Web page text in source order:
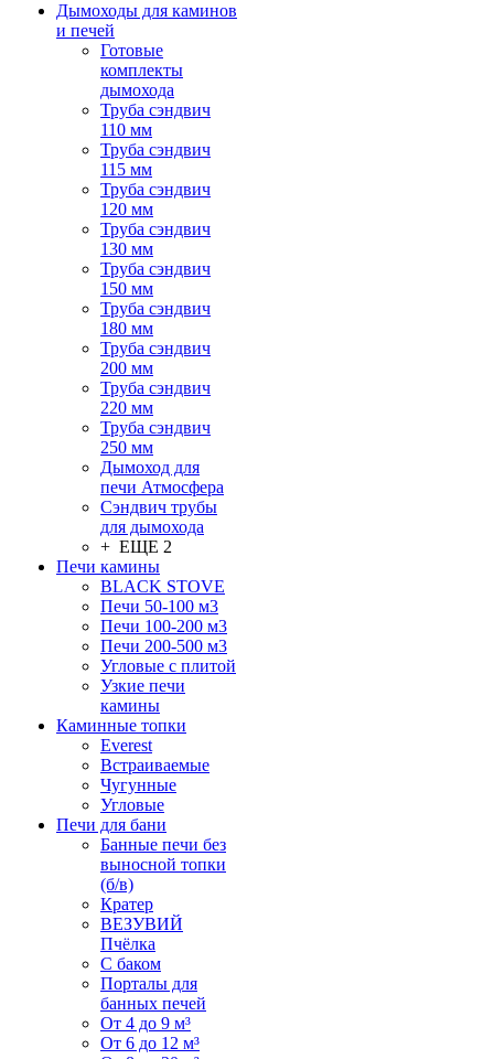
Дымоходы для каминов
и печей
Готовые
комплекты
дымохода
Труба сэндвич
110 мм
Труба сэндвич
115 мм
Труба сэндвич
120 мм
Труба сэндвич
130 мм
Труба сэндвич
150 мм
Труба сэндвич
180 мм
Труба сэндвич
200 мм
Труба сэндвич
220 мм
Труба сэндвич
250 мм
Дымоход для
печи Атмосфера
Сэндвич трубы
для дымохода
+ ЕЩЕ 2
Печи камины
BLACK STOVE
Печи 50-100 м3
Печи 100-200 м3
Печи 200-500 м3
Угловые с плитой
Узкие печи
камины
Каминные топки
Everest
Встраиваемые
Чугунные
Угловые
Печи для бани
Банные печи без
выносной топки
(б/в)
Кратер
ВЕЗУВИЙ
Пчёлка
С баком
Порталы для
банных печей
От 4 до 9 м³
От 6 до 12 м³